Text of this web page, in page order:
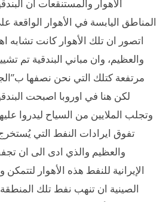
الأهوار والمستنقعات ان
المناطق اليابسة في الأهوار الواقعة
اتصور ان تلك الأهوار كانت تشابه
والعظيم، وان مباني البندقية تم
مرتفعة كتلك التي نحن نصفها
لكن هنا في اوروبا اصبحت
وتجلب الملايين من السياح ليدروا
تفوق ايرادات النفط التي
والعظيم والذي ادى الى ان
الإيرانية للنفط هذه الأهوار
الصينية ان تنهب نفط تلك المنطقة